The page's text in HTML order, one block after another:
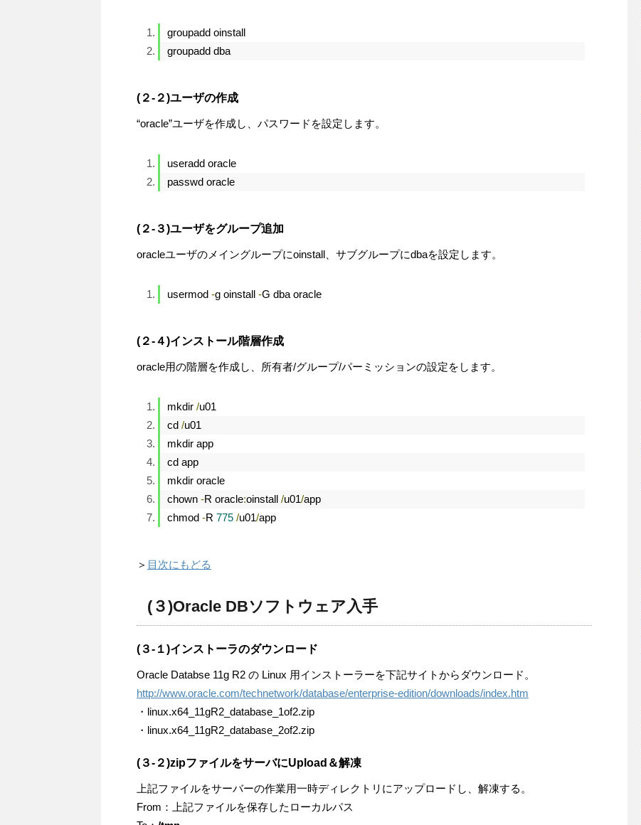
groupadd oinstall
groupadd dba
(２-２)ユーザの作成
“oracle”ユーザを作成し、パスワードを設定します。
useradd oracle
passwd oracle
(２-３)ユーザをグループ追加
oracleユーザのメイングループにoinstall、サブグループにdbaを設定します。
usermod -g oinstall -G dba oracle
(２-４)インストール階層作成
oracle用の階層を作成し、所有者/グループ/パーミッションの設定をします。
mkdir /u01
cd /u01
mkdir app
cd app
mkdir oracle
chown -R oracle:oinstall /u01/app
chmod -R 775 /u01/app
＞ 目次にもどる
(３)Oracle DBソフトウェア入手
(３-１)インストーラのダウンロード
Oracle Databse 11g R2 の Linux 用インストーラーを下記サイトからダウンロード。
http://www.oracle.com/technetwork/database/enterprise-edition/downloads/index.htm
・linux.x64_11gR2_database_1of2.zip
・linux.x64_11gR2_database_2of2.zip
(３-２)zipファイルをサーバにUpload＆解凍
上記ファイルをサーバーの作業用一時ディレクトリにアップロードし、解凍する。
From：上記ファイルを保存したローカルパス